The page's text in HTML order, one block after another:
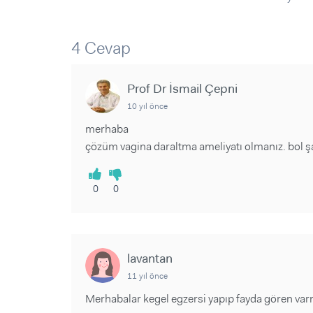
4 Cevap
Prof Dr İsmail Çepni
10 yıl önce
merhaba
çözüm vagina daraltma ameliyatı olmanız. bol
0 0
lavantan
11 yıl önce
Merhabalar kegel egzersi yapıp fayda gören